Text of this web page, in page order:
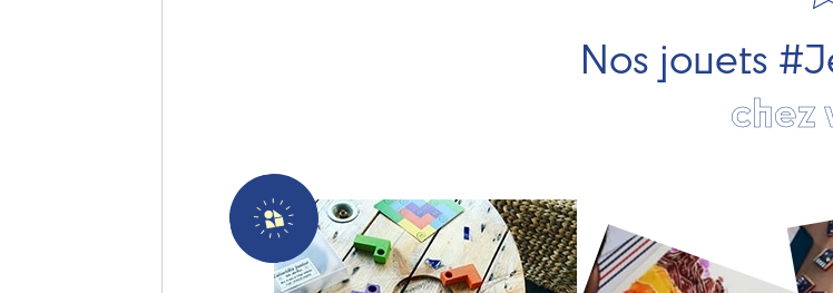
Nos jouets
chez